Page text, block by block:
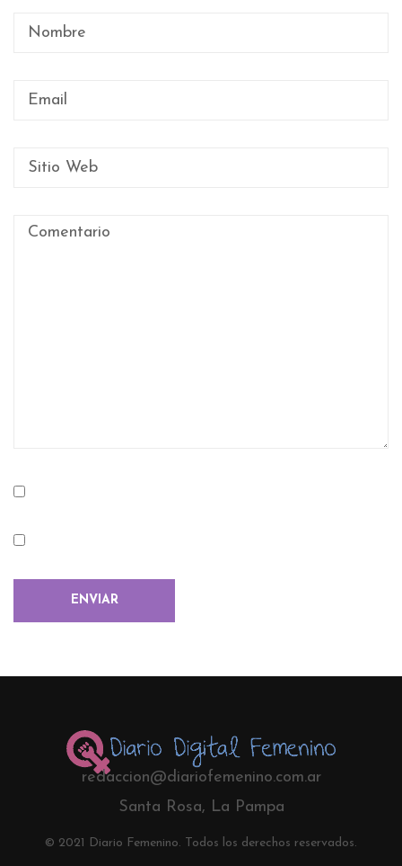
redaccion@diariofemenino.com.ar
Santa Rosa, La Pampa
© 2021 Diario Femenino. Todos los derechos reservados.